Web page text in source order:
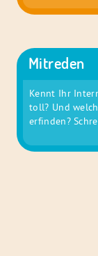
Mitreden
Kennt Ihr
toll? Und
erfinden?